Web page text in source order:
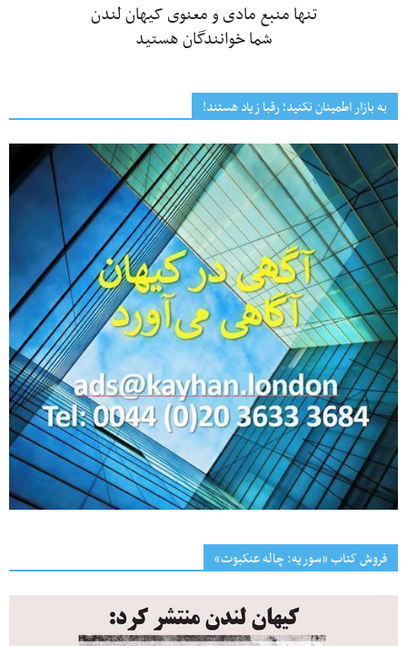
تنها منبع مادی و معنوی کیهان لندن
شما خوانندگان هستید
به بازار اطمینان نکنید؛ رقبا زیاد هستند!
فروش کتاب «سوریه: چاله عنکبوت»